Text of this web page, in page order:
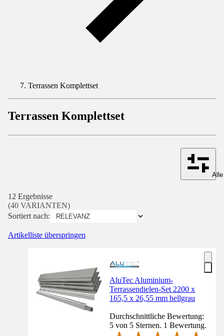
Terrassen Komplettset
Terrassen Komplettset
12 Ergebnisse
(40 VARIANTEN)
Sortiert nach:
Artikelliste überspringen
AluTec Aluminium-
Terrassendielen-Set 2200 x
165,5 x 26,55 mm hellgrau
Durchschnittliche Bewertung:
5 von 5 Sternen. 1 Bewertung.